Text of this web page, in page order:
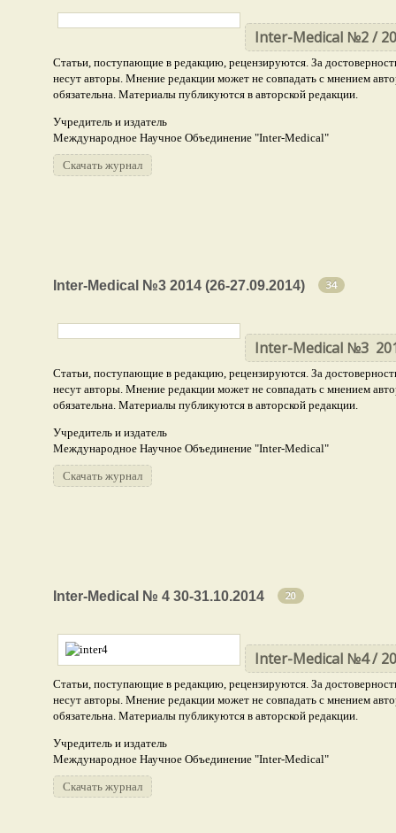
Биологические науки 10
Inter-Medical №2 /
Статьи, поступающие в редакцию, рецензируются. За
несут авторы. Мнение редакции может не совпадать с мнением
обязательна. Материалы публикуются в авторской редакции.
Учредитель и издатель
Международное Научное Объединение "Inter-Medical"
Скачать журнал
Медицинские науки 15
5
Химические науки 1
Inter-Medical №3 2014 (26-27.09.2014) 34
Inter-Medical №3
Статьи, поступающие в редакцию, рецензируются. За
несут авторы. Мнение редакции может не совпадать с мнением
обязательна. Материалы публикуются в авторской редакции.
Учредитель и издатель
Международное Научное Объединение "Inter-Medical"
Скачать журнал
Медицинские науки 8
Химические науки
Ветеринарные науки 3
Фармацевтические науки 5
Inter-Medical № 4 30-31.10.2014 20
Inter-Medical №4 /
Статьи, поступающие в редакцию, рецензируются. За
несут авторы. Мнение редакции может не совпадать с мнением
обязательна. Материалы публикуются в авторской редакции.
Учредитель и издатель
Международное Научное Объединение "Inter-Medical"
Скачать журнал